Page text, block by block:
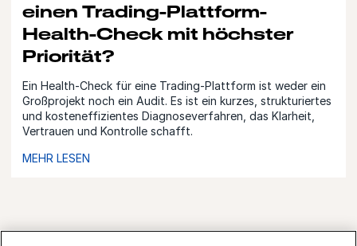
einen Trading-Plattform-
Health-Check mit höchster
Priorität?
Ein Health-Check für eine Trading-Plattform ist weder ein
Großprojekt noch ein Audit. Es ist ein kurzes, strukturiertes
und kosteneffizientes Diagnoseverfahren, das Klarheit,
Vertrauen und Kontrolle schafft.
MEHR LESEN